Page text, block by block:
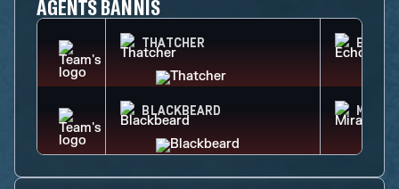
AGENTS BANNIS
THATCHER ECHO
BLACKBEARD MIRA